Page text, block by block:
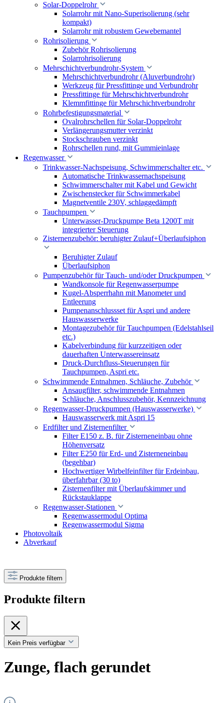
Solar-Doppelrohr
Solarrohr mit Nano-Superisolierung (sehr
kompakt)
Solarrohr mit robustem Gewebemantel
Rohrisolierung
Zubehör Rohrisolierung
Solarrohrisolierung
Mehrschichtverbundrohr-System
Mehrschichtverbundrohr (Aluverbundrohr)
Werkzeug für Pressfittinge und Verbundrohr
Pressfittinge für Mehrschichtverbundrohr
Klemmfittinge für Mehrschichtverbundrohr
Rohrbefestigungsmaterial
Ovalrohrschellen für Solar-Doppelrohr
Verlängerungsmutter verzinkt
Stockschrauben verzinkt
Rohrschellen rund, mit Gummieinlage
Regenwasser
Trinkwasser-Nachspeisung, Schwimmerschalter etc.
Automatische Trinkwassernachspeisung
Schwimmerschalter mit Kabel und Gewicht
Zwischenstecker für Schwimmerkabel
Magnetventile 230V, schlaggedämpft
Tauchpumpen
Unterwasser-Druckpumpe Beta 1200T mit
integrierter Steuerung
Zisternenzubehör: beruhigter Zulauf+Überlaufsiphon
Beruhigter Zulauf
Überlaufsiphon
Pumpenzubehör für Tauch- und/oder Druckpumpen
Wandkonsole für Regenwasserpumpe
Kugel-Absperrhahn mit Manometer und
Entleerung
Pumpenanschlussset für Aspri und andere
Hauswasserwerke
Montagezubehör für Tauchpumpen (Edelstahlseil
etc.)
Kabelverbindung für kurzzeitigen oder
dauerhaften Unterwassereinsatz
Druck-Durchfluss-Steuerungen für
Tauchpumpen, Aspri etc.
Schwimmende Entnahmen, Schläuche, Zubehör
Ansaugfilter, schwimmende Entnahmen
Schläuche, Anschlusszubehör, Kennzeichnung
Regenwasser-Druckpumpen (Hauswasserwerke)
Hauswasserwerk mit Aspri 15
Erdfilter und Zisternenfilter
Filter E150 z. B. für Zisterneneinbau ohne
Höhenversatz
Filter E250 für Erd- und Zisterneneinbau
(begehbar)
Hochwertiger Wirbelfeinfilter für Erdeinbau,
überfahrbar (30 to)
Zisternenfilter mit Überlaufskimmer und
Rückstauklappe
Regenwasser-Stationen
Regenwassermodul Optima
Regenwassermodul Sigma
Photovoltaik
Abverkauf
Produkte filtern
Produkte filtern
Kein Preis verfügbar
Zunge, flach gerundet